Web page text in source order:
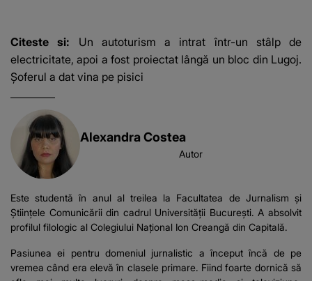
e ciudă că..."
Franța
Citeste si: Un autoturism a intrat într-un stâlp de
electricitate, apoi a fost proiectat lângă un bloc din Lugoj.
Șoferul a dat vina pe pisici
Alexandra Costea
Autor
Este studentă în anul al treilea la Facultatea de Jurnalism și
Științele Comunicării din cadrul Universității București. A absolvit
profilul filologic al Colegiului Național Ion Creangă din Capitală.
Pasiunea ei pentru domeniul jurnalistic a început încă de pe
vremea când era elevă în clasele primare. Fiind foarte dornică să